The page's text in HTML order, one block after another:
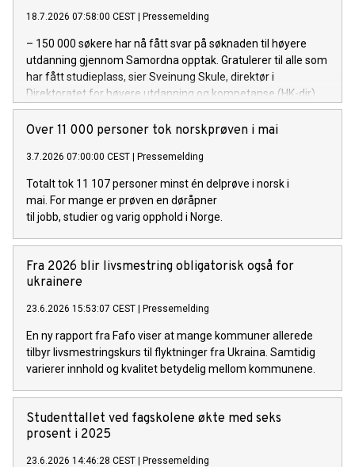
18.7.2026 07:58:00 CEST | Pressemelding
– 150 000 søkere har nå fått svar på søknaden til høyere
utdanning gjennom Samordna opptak. Gratulerer til alle som
har fått studieplass, sier Sveinung Skule, direktør i
Direktoratet for høyere utdanning og kompetanse (HK-dir).
Over 11 000 personer tok norskprøven i mai
3.7.2026 07:00:00 CEST | Pressemelding
Totalt tok 11 107 personer minst én delprøve i norsk i
mai. For mange er prøven en døråpner
til jobb, studier og varig opphold i Norge.
Fra 2026 blir livsmestring obligatorisk også for
ukrainere
23.6.2026 15:53:07 CEST | Pressemelding
En ny rapport fra Fafo viser at mange kommuner allerede
tilbyr livsmestringskurs til flyktninger fra Ukraina. Samtidig
varierer innhold og kvalitet betydelig mellom kommunene.
Studenttallet ved fagskolene økte med seks
prosent i 2025
23.6.2026 14:46:28 CEST | Pressemelding